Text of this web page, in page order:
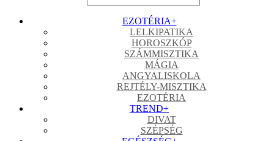
EZOTÉRIA+
LELKIPATIKA
HOROSZKÓP
SZÁMMISZTIKA
MÁGIA
ANGYALISKOLA
REJTÉLY-MISZTIKA
EZOTÉRIA
TREND+
DIVAT
SZÉPSÉG